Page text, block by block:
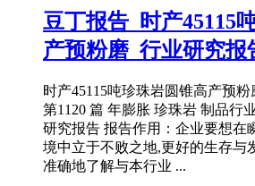
豆丁报告_时产45115
产预粉磨_行业研究报
时产45115吨珍珠岩圆锥高产预
第1120 篇 年膨胀 珍珠岩 制品行
研究报告 报告作用：企业要想在
境中立于不败之地,更好的生存与
准确地了解与本行业 ...